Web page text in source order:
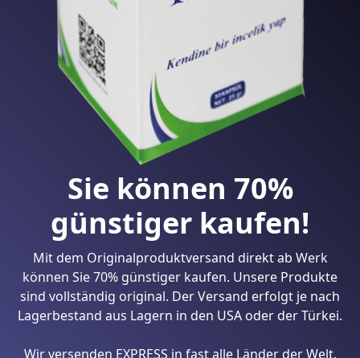
Sie können 70%
günstiger kaufen!
Mit dem Originalproduktversand direkt ab Werk
können Sie 70% günstiger kaufen. Unsere Produkte
sind vollständig original. Der Versand erfolgt je nach
Lagerbestand aus Lagern in den USA oder der Türkei.
Wir versenden EXPRESS in fast alle Länder der Welt.